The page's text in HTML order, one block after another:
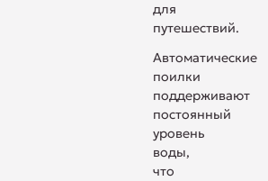
для
путешествий.
Автоматические
поилки
поддерживают
постоянный
уровень
воды,
что